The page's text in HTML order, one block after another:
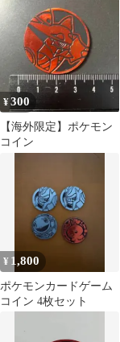
¥300
【海外限定】ポケモン
コイン
¥ 1,800
ポケモンカードゲーム
コイン 4枚セット